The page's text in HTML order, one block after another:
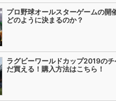
プロ野球オールスターゲームの開
どのように決まるのか？
ラグビーワールドカップ2019のチ
だ買える！購入方法はこちら！